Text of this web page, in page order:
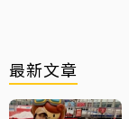
最新文章